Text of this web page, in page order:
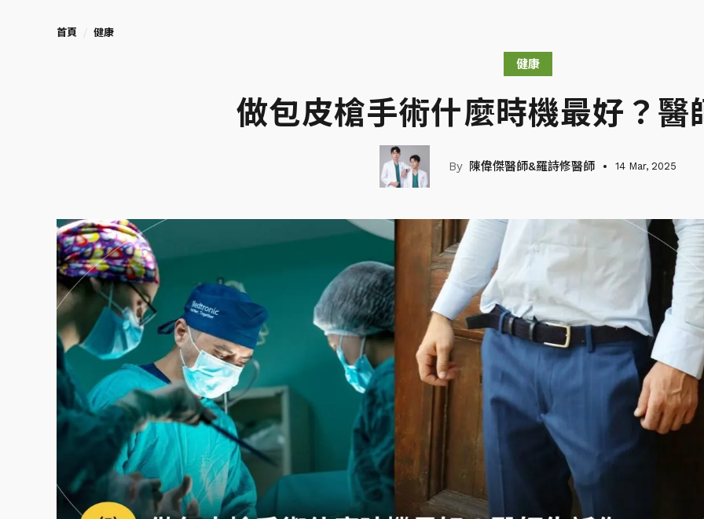
首頁 健康
健康
做包皮槍手術什麼時機最好？醫
陳偉傑醫師&羅詩修醫師 14 Mar, 2025